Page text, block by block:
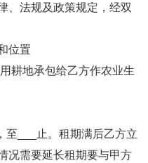
、法规及政策规定，经双
位置
耕地承包给乙方作农业生
至___止。租期满后乙方立
况需要延长租期要与甲方